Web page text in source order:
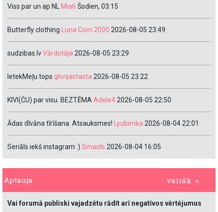
Viss par un ap NL Mia6 Šodien, 03:15
Butterfly clothing Luna Com 2000 2026-08-05 23:49
sudzibas.lvVārdotāja 2026-08-05 23:29
IetekMeļu tops glorijastasta 2026-08-05 23:22
KIVI(ČU) par visu. BEZTĒMAAdele42026-08-05 22:50
Ādas dīvāna tīrīšana. Atsauksmes! Lyubimka 2026-08-04 22:01
Seriāls iekš instagram :) Smaids 2026-08-04 16:05
vairāk >
Aptauja
Vai forumā publiski vajadzētu rādīt arī negatīvos vērtējumus